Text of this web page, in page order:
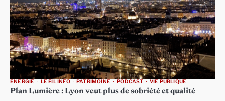
ENERGIE LE FIL INFO PATRIMOINE PODCAST VIE PUBLIQUE
Plan Lumière : Lyon veut plus de sobriété et qualité